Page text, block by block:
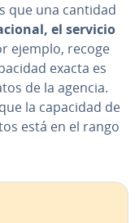
que una cantidad
el servicio
ejemplo, recoge
exacta es
de la agencia.
la capacidad de
está en el rango